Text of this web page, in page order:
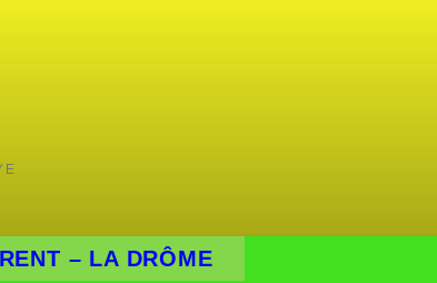
– LA DRÔME